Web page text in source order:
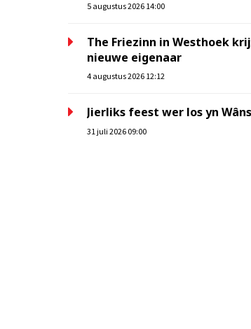
5 augustus 2026 14:00
The Friezinn in Westhoek
nieuwe eigenaar
4 augustus 2026 12:12
Jierliks feest wer los yn
31 juli 2026 09:00